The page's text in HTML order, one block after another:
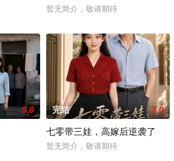
手背叛，残忍杀害后抛尸乱葬岗。濒死之际
暂无简介，敬请期待
5.0 完结 7.0
七零带三娃，高嫁后逆袭了
暂无简介，敬请期待